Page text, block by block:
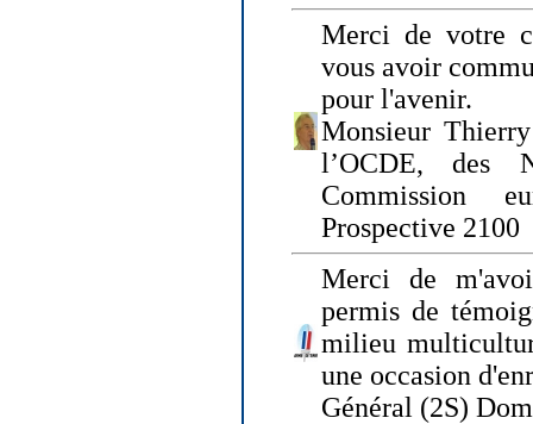
Merci de votre
vous avoir
pour l'avenir.
Monsieur
l’OCDE, des
Commission
Prospective 2100
Merci de
permis de
milieu
une occasion
Général (2S)